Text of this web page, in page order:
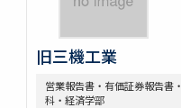
旧三機工業
営業報告書・有価証券報告書
科・経済学部